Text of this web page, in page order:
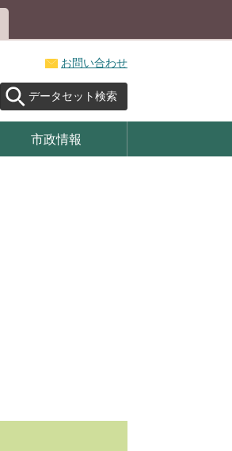
お問い合わせ
データセット検索
市政情報